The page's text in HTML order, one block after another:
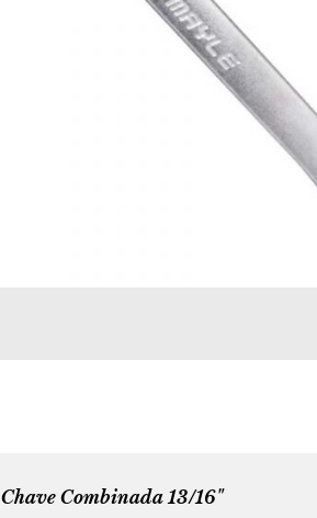
Chave Combinada 13/16"